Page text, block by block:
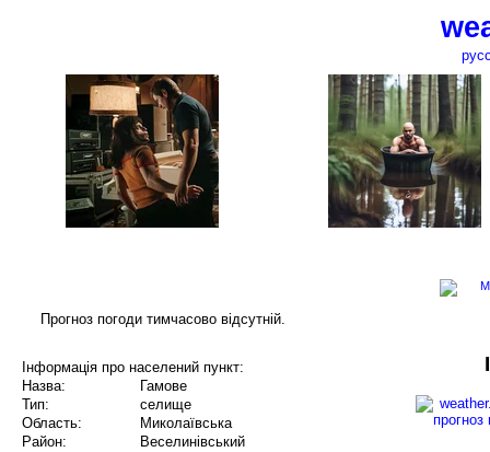
Прогноз погоди тимчасово відсутній.
Інформація про населений пункт:
Назва:
Гамове
Тип:
селище
Область:
Миколаївська
Район:
Веселинівський